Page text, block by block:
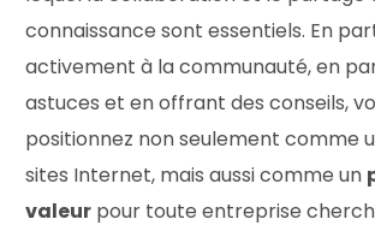
connaissance sont essentiels. En
activement à la communauté, en
astuces et en offrant des conseils,
positionnez non seulement comme
sites Internet, mais aussi comme un
valeur pour toute entreprise